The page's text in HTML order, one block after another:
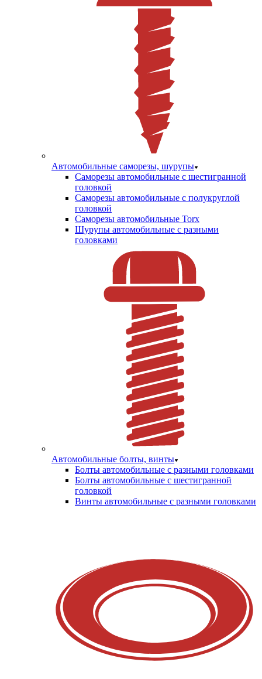
Автомобильные саморезы, шурупы
Саморезы автомобильные с шестигранной
головкой
Саморезы автомобильные с полукруглой
головкой
Саморезы автомобильные Torx
Шурупы автомобильные с разными
головками
Автомобильные болты, винты
Болты автомобильные с разными головками
Болты автомобильные с шестигранной
головкой
Винты автомобильные с разными головками